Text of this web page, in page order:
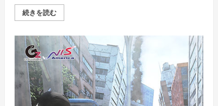
続きを読む絶
体
市
4Plus
―Summer
Memories―
コ
ス
チ
ュ
ー